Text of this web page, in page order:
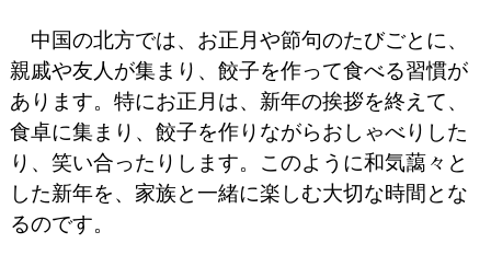
中国の北方では、お正月や節句のたびごとに、
親戚や友人が集まり、餃子を作って食べる習慣が
あります。特にお正月は、新年の挨拶を終えて、
食卓に集まり、餃子を作りながらおしゃべりした
り、笑い合ったりします。このように和気藹々と
した新年を、家族と一緒に楽しむ大切な時間とな
るのです。